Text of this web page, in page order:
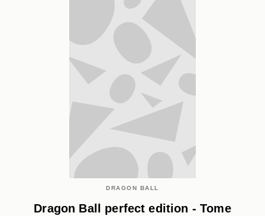
DRAGON BALL
Dragon Ball perfect edition - Tome